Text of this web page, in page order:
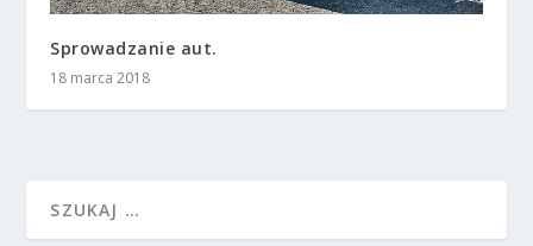
Sprowadzanie aut.
18 marca 2018